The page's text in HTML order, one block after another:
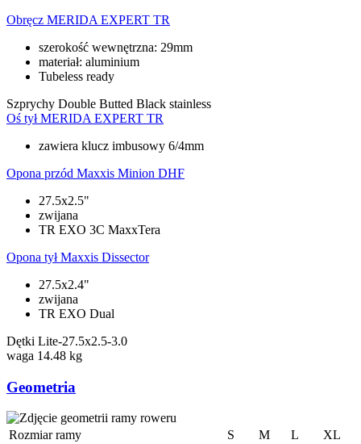
Obręcz MERIDA EXPERT TR
szerokość wewnętrzna: 29mm
materiał: aluminium
Tubeless ready
Szprychy Double Butted Black stainless
Oś tył MERIDA EXPERT TR
zawiera klucz imbusowy 6/4mm
Opona przód Maxxis Minion DHF
27.5x2.5"
zwijana
TR EXO 3C MaxxTera
Opona tył Maxxis Dissector
27.5x2.4"
zwijana
TR EXO Dual
Dętki Lite-27.5x2.5-3.0
waga 14.48 kg
Geometria
Rozmiar ramy S M L
XL